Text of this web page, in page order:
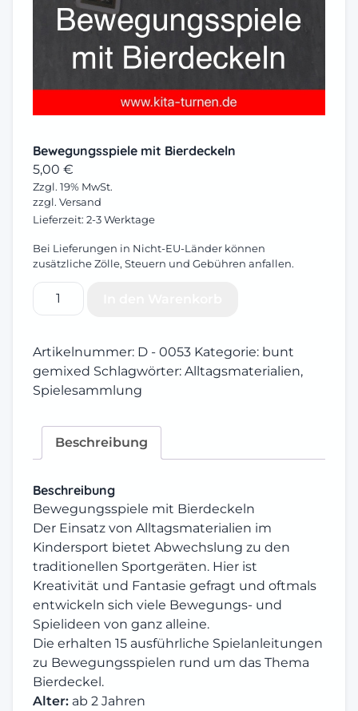
Bewegungsspiele mit Bierdeckeln
5,00 €
Zzgl. 19% MwSt.
zzgl. Versand
Lieferzeit: 2-3 Werktage
Bei Lieferungen in Nicht-EU-Länder können
zusätzliche Zölle, Steuern und Gebühren anfallen.
Bewegungsspiele
mit
Menge
Artikelnummer: D - 0053 Kategorie: bunt
gemixed Schlagwörter: Alltagsmaterialien,
Spielesammlung
Beschreibung
Beschreibung
Bewegungsspiele mit Bierdeckeln
Der Einsatz von Alltagsmaterialien im
Kindersport bietet Abwechslung zu den
traditionellen Sportgeräten. Hier ist
Kreativität und Fantasie gefragt und oftmals
entwickeln sich viele Bewegungs- und
Spielideen von ganz alleine.
Die erhalten 15 ausführliche Spielanleitungen
zu Bewegungsspielen rund um das Thema
Bierdeckel.
Alter: ab 2 Jahren